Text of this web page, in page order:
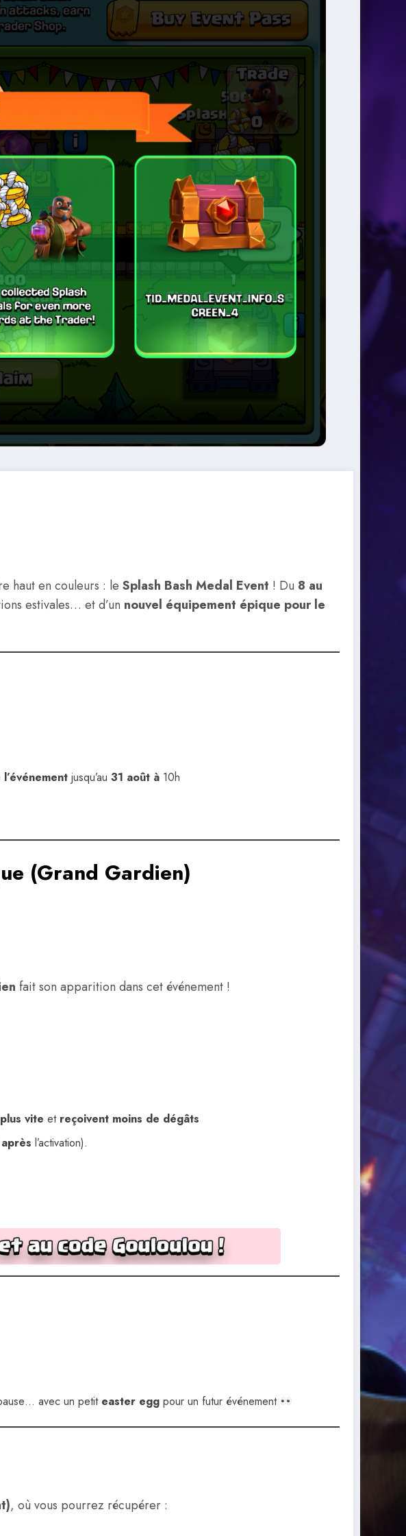
haut en couleurs : le Splash Bash Medal Event ! Du 8 au
estivales… et d’un nouvel équipement épique pour le
jusqu’au31 août à 10h
(Grand Gardien)
fait son apparition dans cet événement !
vite et reçoivent moins de dégâts
après l’activation).
avec un petit easter egg pour un futur événement
, où vous pourrez récupérer :